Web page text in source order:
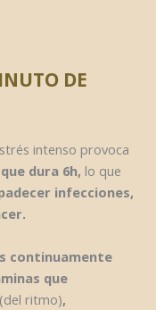
DE
intenso provoca
dura 6h, lo que
infecciones,
continuamente
que
ritmo),